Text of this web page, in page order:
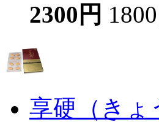
2300円
享硬（きょ